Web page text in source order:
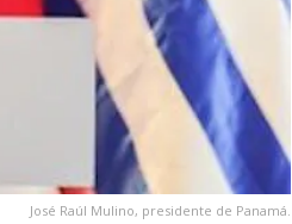
José Raúl Mulino, presidente de Panamá.